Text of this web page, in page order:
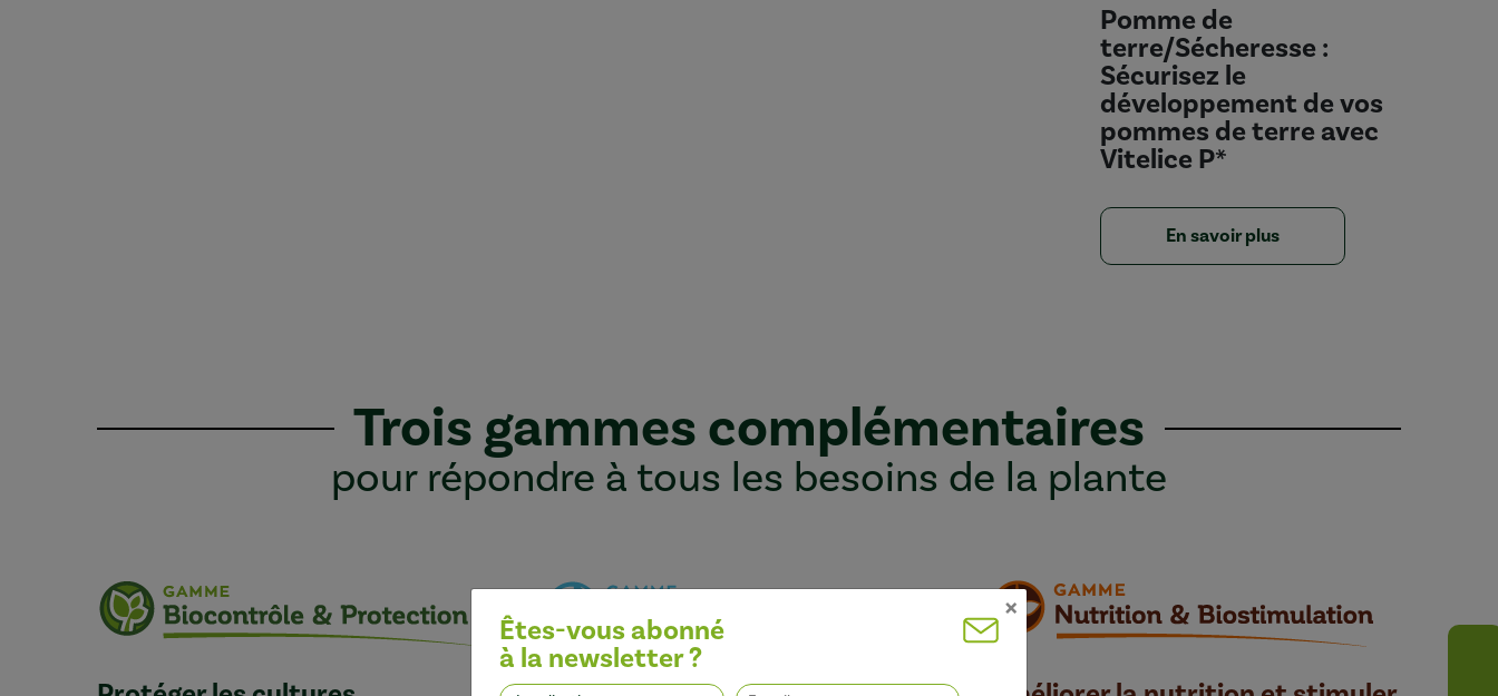
Pomme de
terre/Sécheresse :
Sécurisez le
développement de vos
pommes de terre avec
Vitelice P*
En savoir plus
Trois gammes complémentaires
pour répondre à tous les besoins de la plante
×
Êtes-vous abonné
à la newsletter ?